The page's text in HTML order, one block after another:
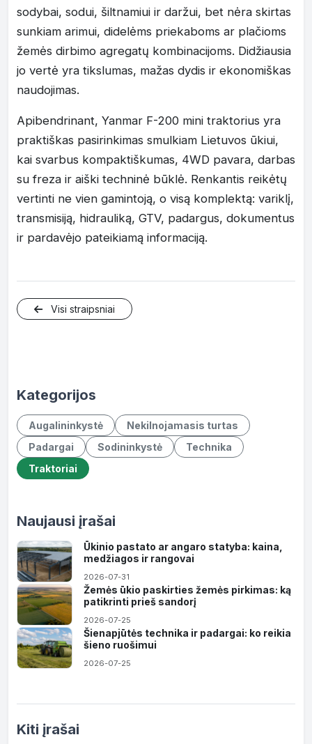
sodybai, sodui, šiltnamiui ir daržui, bet nėra skirtas
sunkiam arimui, didelėms priekaboms ar plačioms
žemės dirbimo agregatų kombinacijoms. Didžiausia
jo vertė yra tikslumas, mažas dydis ir ekonomiškas
naudojimas.
Apibendrinant, Yanmar F-200 mini traktorius yra
praktiškas pasirinkimas smulkiam Lietuvos ūkiui,
kai svarbus kompaktiškumas, 4WD pavara, darbas
su freza ir aiški techninė būklė. Renkantis reikėtų
vertinti ne vien gamintoją, o visą komplektą: variklį,
transmisiją, hidrauliką, GTV, padargus, dokumentus
ir pardavėjo pateikiamą informaciją.
Visi straipsniai
Kategorijos
Augalininkystė
Nekilnojamasis turtas
Padargai
Sodininkystė
Technika
Traktoriai
Naujausi įrašai
Ūkinio pastato ar angaro statyba: kaina,
medžiagos ir rangovai
2026-07-31
Žemės ūkio paskirties žemės pirkimas: ką
patikrinti prieš sandorį
2026-07-25
Šienapjūtės technika ir padargai: ko reikia
šieno ruošimui
2026-07-25
Kiti įrašai